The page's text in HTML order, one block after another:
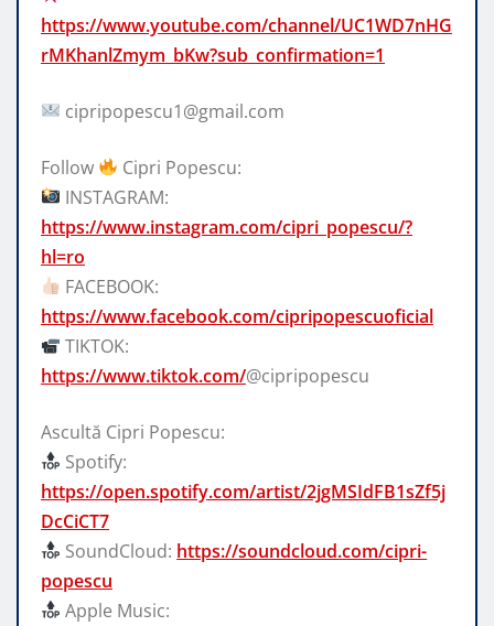
https://www.youtube.com/channel/UC1WD7nHG
rMKhanlZmym_bKw?sub_confirmation=1
cipripopescu1@gmail.com
Follow
Cipri Popescu:
INSTAGRAM:
https://www.instagram.com/cipri_popescu/?
hl=ro
FACEBOOK:
https://www.facebook.com/cipripopescuoficial
TIKTOK:
https://www.tiktok.com/@cipripopescu
Ascultă Cipri Popescu:
Spotify:
https://open.spotify.com/artist/2jgMSIdFB1sZf5j
DcCiCT7
SoundCloud: https://soundcloud.com/cipri-
popescu
Apple Music: